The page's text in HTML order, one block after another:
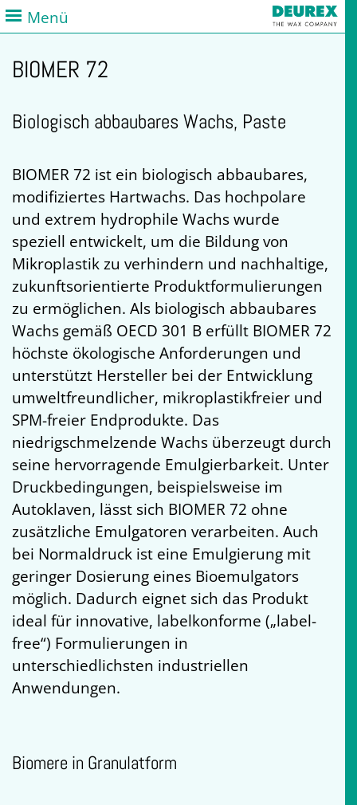
Menü
BIOMER 72
Biologisch abbaubares Wachs, Paste
BIOMER 72 ist ein biologisch abbaubares,
modifiziertes Hartwachs. Das hochpolare
und extrem hydrophile Wachs wurde
speziell entwickelt, um die Bildung von
Mikroplastik zu verhindern und nachhaltige,
zukunftsorientierte Produktformulierungen
zu ermöglichen. Als biologisch abbaubares
Wachs gemäß OECD 301 B erfüllt BIOMER 72
höchste ökologische Anforderungen und
unterstützt Hersteller bei der Entwicklung
umweltfreundlicher, mikroplastikfreier und
SPM-freier Endprodukte. Das
niedrigschmelzende Wachs überzeugt durch
seine hervorragende Emulgierbarkeit. Unter
Druckbedingungen, beispielsweise im
Autoklaven, lässt sich BIOMER 72 ohne
zusätzliche Emulgatoren verarbeiten. Auch
bei Normaldruck ist eine Emulgierung mit
geringer Dosierung eines Bioemulgators
möglich. Dadurch eignet sich das Produkt
ideal für innovative, labelkonforme („label-
free“) Formulierungen in
unterschiedlichsten industriellen
Anwendungen.
Biomere in Granulatform